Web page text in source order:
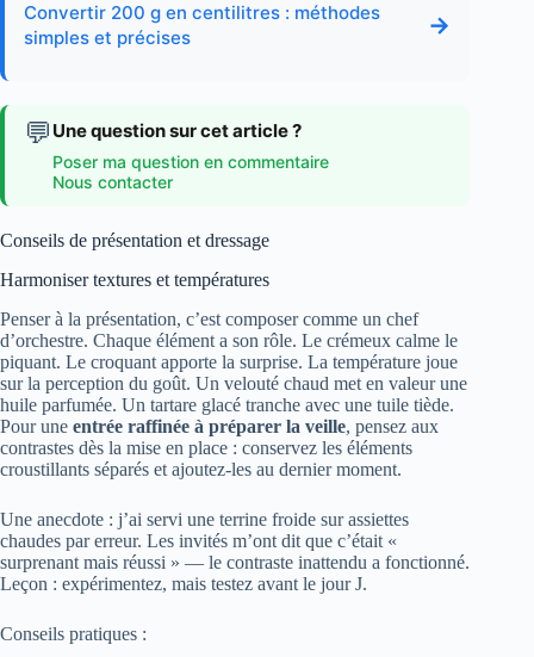
Convertir 200 g en centilitres : méthodes
simples et précises
→
💬 Une question sur cet article ?
Poser ma question en commentaire
Nous contacter
Conseils de présentation et dressage
Harmoniser textures et températures
Penser à la présentation, c’est composer comme un chef
d’orchestre. Chaque élément a son rôle. Le crémeux calme le
piquant. Le croquant apporte la surprise. La température joue
sur la perception du goût. Un velouté chaud met en valeur une
huile parfumée. Un tartare glacé tranche avec une tuile tiède.
Pour une entrée raffinée à préparer la veille, pensez aux
contrastes dès la mise en place : conservez les éléments
croustillants séparés et ajoutez-les au dernier moment.
Une anecdote : j’ai servi une terrine froide sur assiettes
chaudes par erreur. Les invités m’ont dit que c’était «
surprenant mais réussi » — le contraste inattendu a fonctionné.
Leçon : expérimentez, mais testez avant le jour J.
Conseils pratiques :